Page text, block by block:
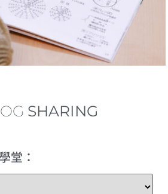
內鉤長針及外鉤長針的鉤織做法教學 How to make fbdc and bpdc for crochet
短針及長針的延長針法鉤織做法教學 How to make extended single crochet and extended double crochet
底要拉多高？
SHARING
堂：